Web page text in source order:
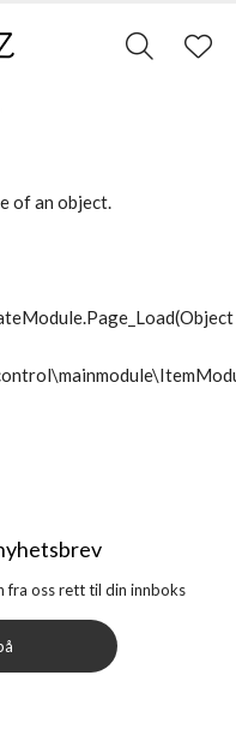
of an object.
fra oss rett til din innboks